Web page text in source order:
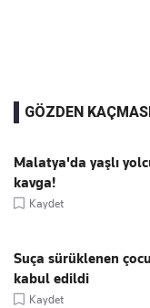
GÖZDEN
Malatya'da yaşlı
kavga!
Kaydet
Suça sürüklenen
kabul edildi
Kaydet